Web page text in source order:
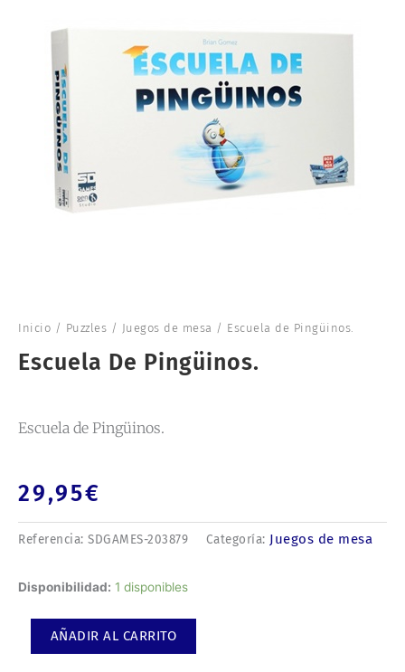
Inicio / Puzzles / Juegos de mesa / Escuela de Pingüinos.
Escuela De Pingüinos.
Escuela de Pingüinos.
29,95€
Referencia: SDGAMES-203879 Categoría: Juegos de mesa
Disponibilidad: 1 disponibles
Escuela
Pingüinos.
AÑADIR AL CARRITO